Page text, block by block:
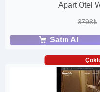
Apart Otel
3798₺
Satın Al